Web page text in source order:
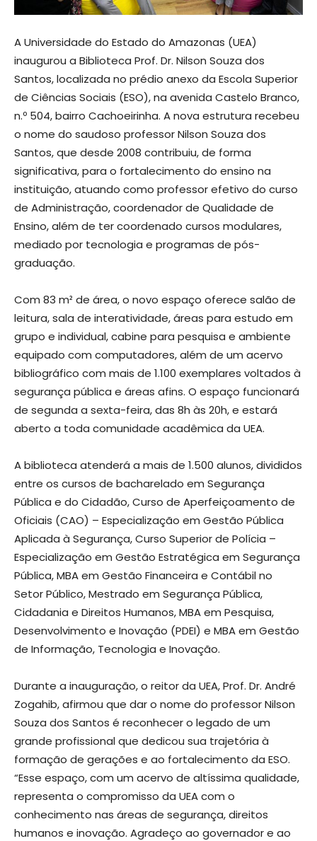
A Universidade do Estado do Amazonas (UEA)
inaugurou a Biblioteca Prof. Dr. Nilson Souza dos
Santos, localizada no prédio anexo da Escola Superior
de Ciências Sociais (ESO), na avenida Castelo Branco,
n.º 504, bairro Cachoeirinha. A nova estrutura recebeu
o nome do saudoso professor Nilson Souza dos
Santos, que desde 2008 contribuiu, de forma
significativa, para o fortalecimento do ensino na
instituição, atuando como professor efetivo do curso
de Administração, coordenador de Qualidade de
Ensino, além de ter coordenado cursos modulares,
mediado por tecnologia e programas de pós-
graduação.
Com 83 m² de área, o novo espaço oferece salão de
leitura, sala de interatividade, áreas para estudo em
grupo e individual, cabine para pesquisa e ambiente
equipado com computadores, além de um acervo
bibliográfico com mais de 1.100 exemplares voltados à
segurança pública e áreas afins. O espaço funcionará
de segunda a sexta-feira, das 8h às 20h, e estará
aberto a toda comunidade acadêmica da UEA.
A biblioteca atenderá a mais de 1.500 alunos, divididos
entre os cursos de bacharelado em Segurança
Pública e do Cidadão, Curso de Aperfeiçoamento de
Oficiais (CAO) – Especialização em Gestão Pública
Aplicada à Segurança, Curso Superior de Polícia –
Especialização em Gestão Estratégica em Segurança
Pública, MBA em Gestão Financeira e Contábil no
Setor Público, Mestrado em Segurança Pública,
Cidadania e Direitos Humanos, MBA em Pesquisa,
Desenvolvimento e Inovação (PDEI) e MBA em Gestão
de Informação, Tecnologia e Inovação.
Durante a inauguração, o reitor da UEA, Prof. Dr. André
Zogahib, afirmou que dar o nome do professor Nilson
Souza dos Santos é reconhecer o legado de um
grande profissional que dedicou sua trajetória à
formação de gerações e ao fortalecimento da ESO.
“Esse espaço, com um acervo de altíssima qualidade,
representa o compromisso da UEA com o
conhecimento nas áreas de segurança, direitos
humanos e inovação. Agradeço ao governador e ao